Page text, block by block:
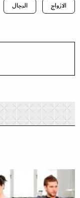
الازواج
الرجال